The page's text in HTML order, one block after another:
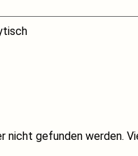
nicht gefunden werden.